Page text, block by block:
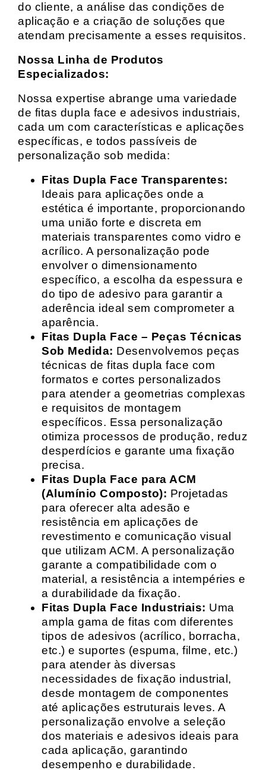
do cliente, a análise das condições de
aplicação e a criação de soluções que
atendam precisamente a esses requisitos.
Nossa Linha de Produtos
Especializados:
Nossa expertise abrange uma variedade
de fitas dupla face e adesivos industriais,
cada um com características e aplicações
específicas, e todos passíveis de
personalização sob medida:
Fitas Dupla Face Transparentes:
Ideais para aplicações onde a
estética é importante, proporcionando
uma união forte e discreta em
materiais transparentes como vidro e
acrílico. A personalização pode
envolver o dimensionamento
específico, a escolha da espessura e
do tipo de adesivo para garantir a
aderência ideal sem comprometer a
aparência.
Fitas Dupla Face – Peças Técnicas
Sob Medida: Desenvolvemos peças
técnicas de fitas dupla face com
formatos e cortes personalizados
para atender a geometrias complexas
e requisitos de montagem
específicos. Essa personalização
otimiza processos de produção, reduz
desperdícios e garante uma fixação
precisa.
Fitas Dupla Face para ACM
(Alumínio Composto): Projetadas
para oferecer alta adesão e
resistência em aplicações de
revestimento e comunicação visual
que utilizam ACM. A personalização
garante a compatibilidade com o
material, a resistência a intempéries e
a durabilidade da fixação.
Fitas Dupla Face Industriais: Uma
ampla gama de fitas com diferentes
tipos de adesivos (acrílico, borracha,
etc.) e suportes (espuma, filme, etc.)
para atender às diversas
necessidades de fixação industrial,
desde montagem de componentes
até aplicações estruturais leves. A
personalização envolve a seleção
dos materiais e adesivos ideais para
cada aplicação, garantindo
desempenho e durabilidade.